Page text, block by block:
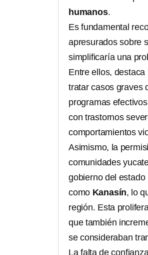
humanos.
Es fundamental
apresurados sobre
simplificaría una
Entre ellos,
tratar casos graves
programas
con trastornos
comportamientos
Asimismo, la
comunidades
gobierno del
como Kanasín, lo
región. Esta
que también
se consideraban
La falta de